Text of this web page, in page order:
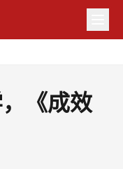
《成效